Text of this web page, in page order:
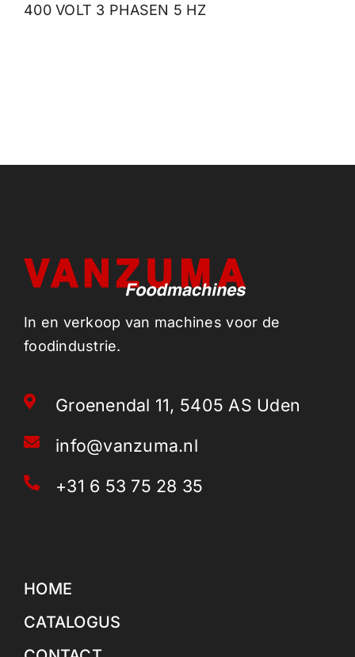
400 VOLT 3 PHASEN 5 HZ
In en verkoop van machines voor de
foodindustrie.
Groenendal 11, 5405 AS Uden
info@vanzuma.nl
+31 6 53 75 28 35
HOME
CATALOGUS